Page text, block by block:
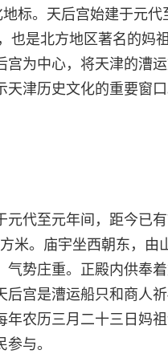
标。天后宫始建于元
也是北方地区著名的妈
为中心，将天津的漕
津历史文化的重要窗口
代至元年间，距今已
米。庙宇坐西朝东，由
势庄重。正殿内供奉
宫是漕运船只和商人祈
农历三月二十三日妈
与。